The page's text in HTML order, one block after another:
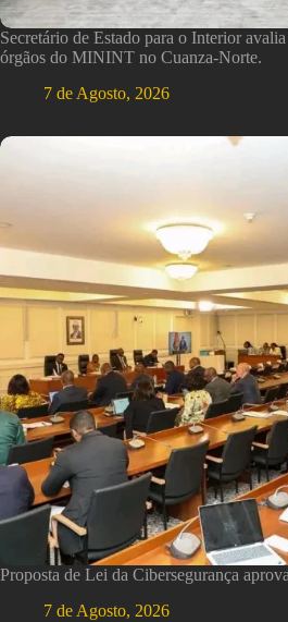
Secretário de Estado para o Interior
órgãos do MININT no Cuanza-Norte.
7 de Agosto, 2026
Proposta de Lei da Cibersegurança
7 de Agosto, 2026